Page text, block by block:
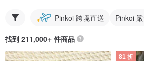
Pinkoi 跨境直送 Pinkoi
找到 211,000+ 件商品
81 折